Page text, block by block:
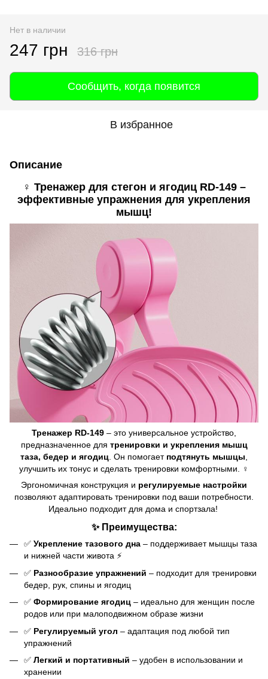
Нет в наличии
247 грн 316 грн
Сообщить, когда появится
В избранное
Описание
️♀️ Тренажер для стегон и ягодиц RD-149–
эффективные упражнения для укрепления
мышц!
Тренажер RD-149 – это универсальное устройство,
предназначенное для тренировки и укрепления мышц
таза, бедер и ягодиц . Он помогает подтянуть мышцы
улучшить их тонус и сделать тренировки комфортными. ️♀️
Эргономичная конструкция и регулируемые настройки
позволяют адаптировать тренировки под ваши потребности.
Идеально подходит для дома и спортзала! ️
✨ Преимущества:
✅ Укрепление тазового дна – поддерживает мышцы таза
и нижней части живота ⚡
✅ Разнообразие упражнений – подходит для тренировки
бедер, рук, спины и ягодиц
✅ Формирование ягодиц – идеально для женщин после
родов или при малоподвижном образе жизни
✅ Регулируемый угол – адаптация под любой тип
упражнений
✅ Легкий и портативный – удобен в использовании и
хранении